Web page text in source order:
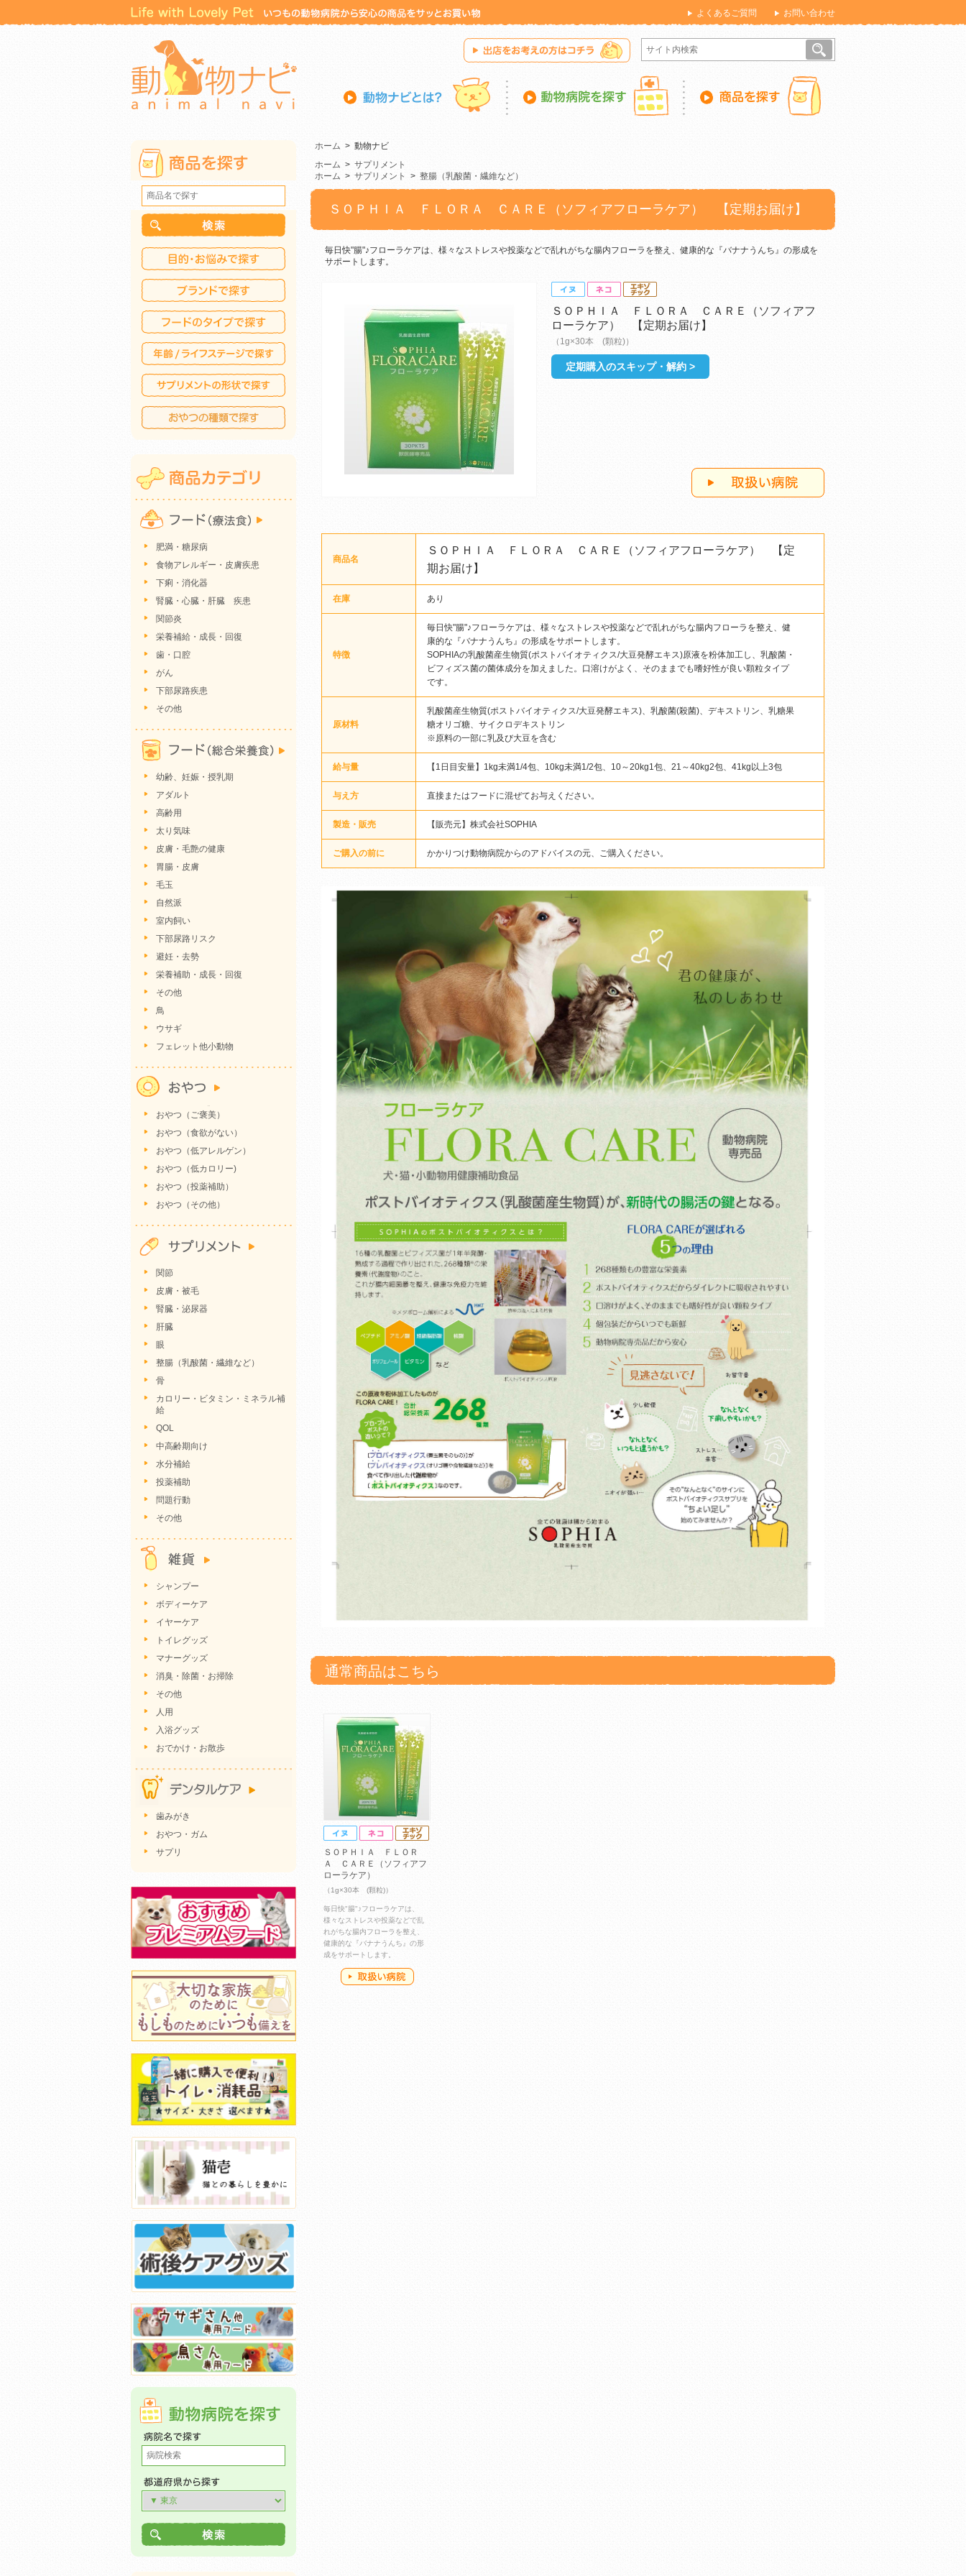
よくあるご質問 お問い合わせ
ホーム > 動物ナビ
ホーム > サプリメント
ホーム > サプリメント > 整腸（乳酸菌・繊維など）
ＳＯＰＨＩＡ ＦＬＯＲＡ ＣＡＲＥ（ソフィアフローラケア） 【定期お届け】
毎日快"腸"♪フローラケアは、様々なストレスや投薬などで乱れがちな腸内フローラを整え、健康的な『バナナうんち』の形成を
サポートします。
ＳＯＰＨＩＡ ＦＬＯＲＡ ＣＡＲＥ（ソフィアフ
ローラケア） 【定期お届け】
（1g×30本 (顆粒)）
定期購入のスキップ・解約 >
商品名
ＳＯＰＨＩＡ ＦＬＯＲＡ ＣＡＲＥ（ソフィアフローラケア） 【定
期お届け】
在庫 あり
特徴
毎日快"腸"♪フローラケアは、様々なストレスや投薬などで乱れがちな腸内フローラを整え、健
康的な『バナナうんち』の形成をサポートします。
SOPHIAの乳酸菌産生物質(ポストバイオティクス/大豆発酵エキス)原液を粉体加工し、乳酸菌・
ビフィズス菌の菌体成分を加えました。口溶けがよく、そのままでも嗜好性が良い顆粒タイプ
です。
原材料
乳酸菌産生物質(ポストバイオティクス/大豆発酵エキス)、乳酸菌(殺菌)、デキストリン、乳糖果
糖オリゴ糖、サイクロデキストリン
※原料の一部に乳及び大豆を含む
給与量 【1日目安量】1kg未満1/4包、10kg未満1/2包、10～20kg1包、21～40kg2包、41kg以上3包
与え方 直接またはフードに混ぜてお与えください。
製造・販売 【販売元】株式会社SOPHIA
ご購入の前に かかりつけ動物病院からのアドバイスの元、ご購入ください。
通常商品はこちら
ＳＯＰＨＩＡ ＦＬＯＲ
Ａ ＣＡＲＥ（ソフィアフ
ローラケア）
（1g×30本 (顆粒)）
毎日快"腸"♪フローラケアは、
様々なストレスや投薬などで乱
れがちな腸内フローラを整え、
健康的な『バナナうんち』の形
成をサポートします。
肥満・糖尿病
食物アレルギー・皮膚疾患
下痢・消化器
腎臓・心臓・肝臓 疾患
関節炎
栄養補給・成長・回復
歯・口腔
がん
下部尿路疾患
その他
幼齢、妊娠・授乳期
アダルト
高齢用
太り気味
皮膚・毛艶の健康
胃腸・皮膚
毛玉
自然派
室内飼い
下部尿路リスク
避妊・去勢
栄養補助・成長・回復
その他
鳥
ウサギ
フェレット他小動物
おやつ（ご褒美）
おやつ（食欲がない）
おやつ（低アレルゲン）
おやつ（低カロリー)
おやつ（投薬補助）
おやつ（その他）
関節
皮膚・被毛
腎臓・泌尿器
肝臓
眼
整腸（乳酸菌・繊維など）
骨
カロリー・ビタミン・ミネラル補
給
QOL
中高齢期向け
水分補給
投薬補助
問題行動
その他
シャンプー
ボディーケア
イヤーケア
トイレグッズ
マナーグッズ
消臭・除菌・お掃除
その他
人用
入浴グッズ
おでかけ・お散歩
歯みがき
おやつ・ガム
サプリ